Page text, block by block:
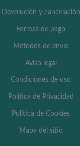
Devolución y cancelación
Formas de pago
Métodos de envío
Aviso legal
Condiciones de uso
Política de Privacidad
Política de Cookies
Mapa del sitio